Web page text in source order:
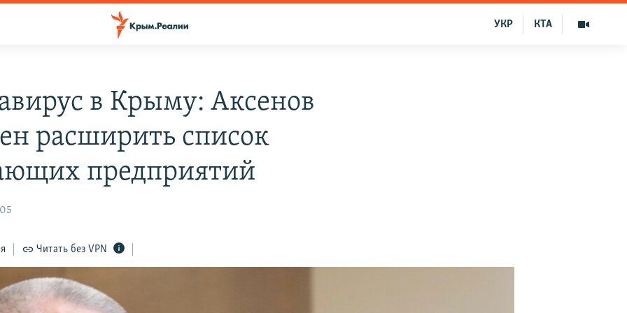
КТА
УКР
в Крыму: Аксенов
расширить список
предприятий
Читать без VPN